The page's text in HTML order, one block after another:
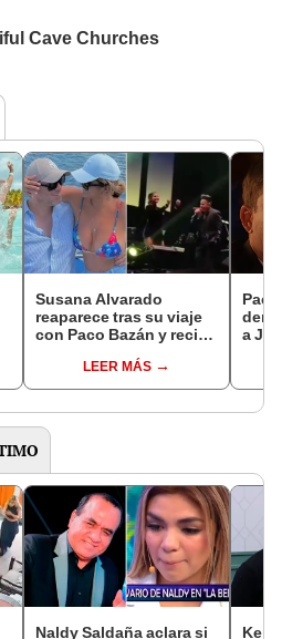
Susana Alvarado
reaparece tras su viaje
con Paco Bazán y recibe
Corazón Serrano: "La
veo más feliz"
LEER MÁS
a
Naldy Saldaña aclara si